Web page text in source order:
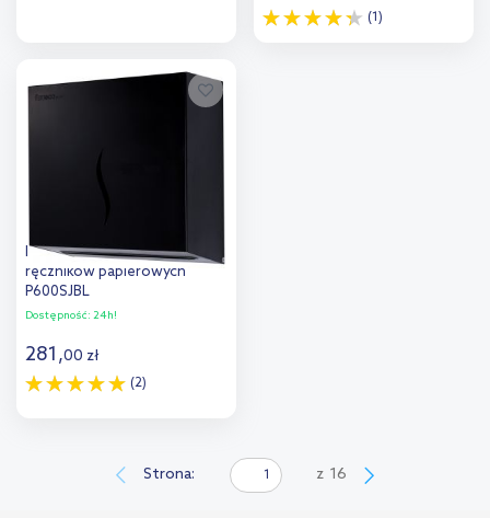
Dodaj do
(1)
Faneco Hit podajnik do
ręczników papierowych
P600SJBL
Dostępność: 24h!
281,00 zł
(2)
Strona: z 16